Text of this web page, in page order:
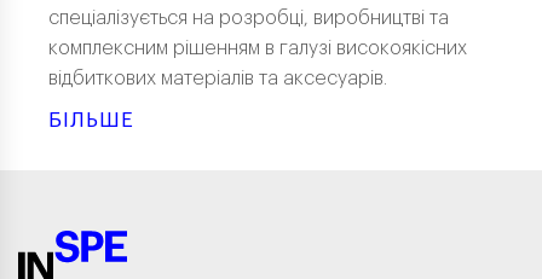
спеціалізується на розробці, виробництві та
комплексним рішенням в галузі високоякісних
відбиткових матеріалів та аксесуарів.
БІЛЬШЕ